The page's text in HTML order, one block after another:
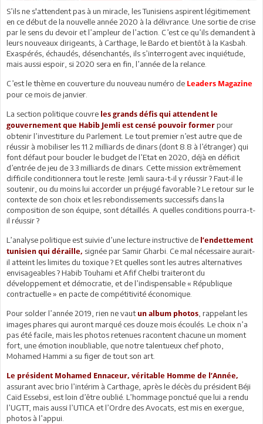
S’ils ne s'attendent pas à un miracle, les Tunisiens aspirent légitimement
en ce début de la nouvelle année 2020 à la délivrance. Une sortie de crise
par le sens du devoir et l’ampleur de l’action. C’est ce qu’ils demandent à
leurs nouveaux dirigeants, à Carthage, le Bardo et bientôt à la Kasbah.
Exaspérés, échaudés, désenchantés, ils s’interrogent avec inquiétude,
mais aussi espoir, si 2020 sera en fin, l’année de la relance.
C’est le thème en couverture du nouveau numéro de Leaders Magazine
pour ce mois de janvier.
La section politique couvre les grands défis qui attendent le
gouvernement que Habib Jemli est censé pouvoir former pour
obtenir l’investiture du Parlement. Le tout premier n’est autre que de
réussir à mobiliser les 11.2 milliards de dinars (dont 8.8 à l’étranger) qui
font défaut pour boucler le budget de l’Etat en 2020, déjà en déficit
d’entrée de jeu de 3.3 milliards de dinars. Cette mission extrêmement
difficile conditionnera tout le reste. Jemli saura-t-il y réussir ? Faut-il le
soutenir, ou du moins lui accorder un préjugé favorable ? Le retour sur le
contexte de son choix et les rebondissements successifs dans la
composition de son équipe, sont détaillés. A quelles conditions pourra-t-
il réussir ?
L’analyse politique est suivie d’une lecture instructive de l’endettement
tunisien qui déraille, signée par Samir Gharbi. Ce mal nécessaire aurait-
il atteint les limites du toxique ? Et quelles sont les autres alternatives
envisageables ? Habib Touhami et Afif Chelbi traiteront du
développement et démocratie, et de l’indispensable « République
contractuelle » en pacte de compétitivité économique.
Pour solder l’année 2019, rien ne vaut un album photos , rappelant les
images phares qui auront marqué ces douze mois écoulés. Le choix n’a
pas été facile, mais les photos retenues racontent chacune un moment
fort, une émotion inoubliable, que notre talentueux chef photo,
Mohamed Hammi a su figer de tout son art.
Le président Mohamed Ennaceur, véritable Homme de l’Année,
assurant avec brio l’intérim à Carthage, après le décès du président Béji
Caïd Essebsi, est loin d’être oublié. L’hommage ponctué que lui a rendu
l’UGTT, mais aussi l’UTICA et l’Ordre des Avocats, est mis en exergue,
photos à l’appui.